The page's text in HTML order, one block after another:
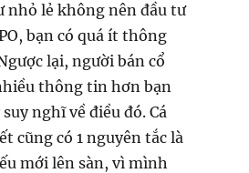
nhỏ lẻ không nên đầu tư
bạn có quá ít thông
lại, người bán cổ
thông tin hơn bạn
nghĩ về điều đó. Cá
cũng có 1 nguyên tắc là
mới lên sàn, vì mình